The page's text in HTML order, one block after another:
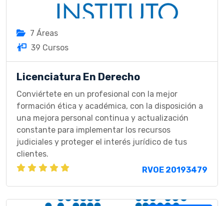
7 Áreas
39 Cursos
Licenciatura En Derecho
Conviértete en un profesional con la mejor
formación ética y académica, con la disposición a
una mejora personal continua y actualización
constante para implementar los recursos
judiciales y proteger el interés jurídico de tus
clientes.
RVOE 20193479